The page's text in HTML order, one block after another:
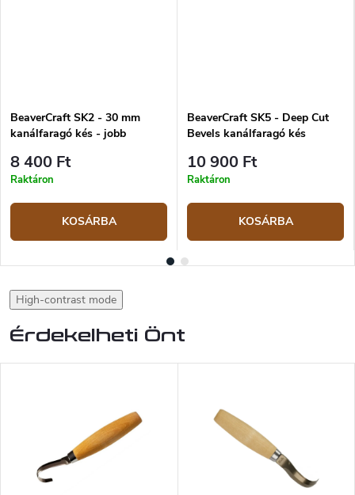
BeaverCraft SK2 - 30 mm
kanálfaragó kés - jobb
8 400 Ft
Raktáron
KOSÁRBA
BeaverCraft SK5 - Deep Cut
Bevels kanálfaragó kés
10 900 Ft
Raktáron
KOSÁRBA
High-contrast mode
Érdekelheti Önt